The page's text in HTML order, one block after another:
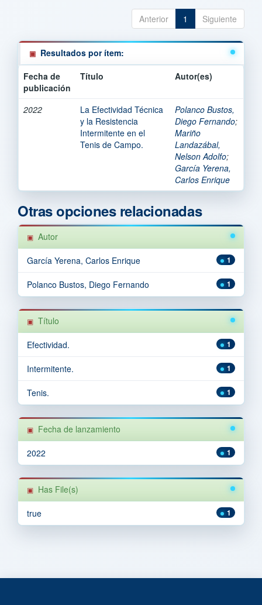
Anterior 1 Siguiente
Resultados por ítem:
Fecha de
publicación
Título Autor(es)
2022
La Efectividad Técnica
y la Resistencia
Intermitente en el
Tenis de Campo.
Polanco Bustos,
Diego Fernando;
Mariño
Landazábal,
Nelson Adolfo;
García Yerena,
Carlos Enrique
Otras opciones relacionadas
Autor
1
García Yerena, Carlos Enrique
1
Polanco Bustos, Diego Fernando
Título
1
Efectividad.
1
Intermitente.
1
Tenis.
Fecha de lanzamiento
1
2022
Has File(s)
1
true